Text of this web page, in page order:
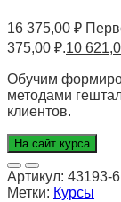
16 375,00₽
375,00 ₽.10
Обучим
методами
клиентов.
На сайт курса
Артикул: 43193-6
Метки: Курсы